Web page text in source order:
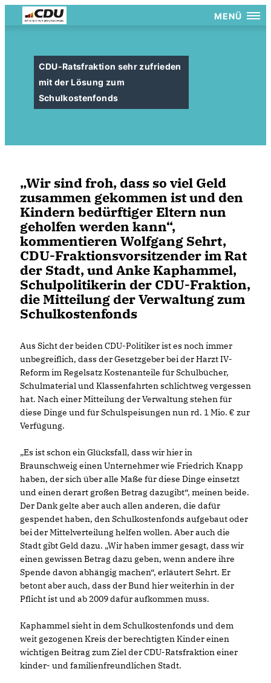
MENÜ
CDU-Ratsfraktion sehr zufrieden
mit der Lösung zum
Schulkostenfonds
Wir sind froh, dass so viel Geld
zusammen gekommen ist und den
Kindern bedürftiger Eltern nun
geholfen werden kann“,
kommentieren Wolfgang Sehrt,
CDU-Fraktionsvorsitzender im Rat
der Stadt, und Anke Kaphammel,
Schulpolitikerin der CDU-Fraktion,
die Mitteilung der Verwaltung zum
Schulkostenfonds
Aus Sicht der beiden CDU-Politiker ist es noch immer
unbegreiflich, dass der Gesetzgeber bei der Harzt IV-
Reform im Regelsatz Kostenanteile für Schulbücher,
Schulmaterial und Klassenfahrten schlichtweg vergessen
hat. Nach einer Mitteilung der Verwaltung stehen für
diese Dinge und für Schulspeisungen nun rd. 1 Mio. € zur
Verfügung.
Es ist schon ein Glücksfall, dass wir hier in
Braunschweig einen Unternehmer wie Friedrich Knapp
haben, der sich über alle Maße für diese Dinge einsetzt
und einen derart großen Betrag dazugibt“, meinen beide.
Der Dank gelte aber auch allen anderen, die dafür
gespendet haben, den Schulkostenfonds aufgebaut oder
bei der Mittelverteilung helfen wollen. Aber auch die
Stadt gibt Geld dazu. „Wir haben immer gesagt, dass wir
einen gewissen Betrag dazu geben, wenn andere ihre
Spende davon abhängig machen“, erläutert Sehrt. Er
betont aber auch, dass der Bund hier weiterhin in der
Pflicht ist und ab 2009 dafür aufkommen muss.
Kaphammel sieht in dem Schulkostenfonds und dem
weit gezogenen Kreis der berechtigten Kinder einen
wichtigen Beitrag zum Ziel der CDU-Ratsfraktion einer
kinder- und familienfreundlichen Stadt.